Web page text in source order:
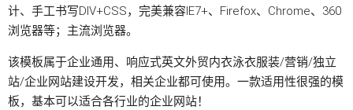
计、手工书写DIV+CSS，完美兼容IE7+、Firefox、Chrome、360
浏览器等；主流浏览器。
该模板属于企业通用、响应式英文外贸内衣泳衣服装/营销/独立
站/企业网站建设开发，相关企业都可使用。一款适用性很强的模
板，基本可以适合各行业的企业网站！